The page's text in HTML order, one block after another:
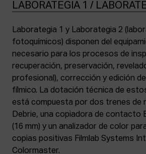
LABORATEGIA 1 /
Laborategia 1 y Laborategia 2
fotoquímicos) disponen del
necesario para los procesos de
recuperación, preservación,
profesional), corrección y edición de
fílmico. La dotación técnica de
está compuesta por dos trenes de
Debrie, una copiadora de contacto
(16 mm) y un analizador de color
copias positivas Filmlab Systems
Colormaster.